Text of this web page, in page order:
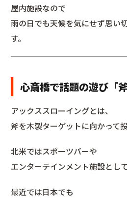
屋内施設なので
雨の日でも天候を気にせず思い
す。
心斎橋で話題の遊び「斧
アックススローイングとは、
斧を木製ターゲットに向かって
北米ではスポーツバーや
エンターテインメント施設とし
最近では日本でも